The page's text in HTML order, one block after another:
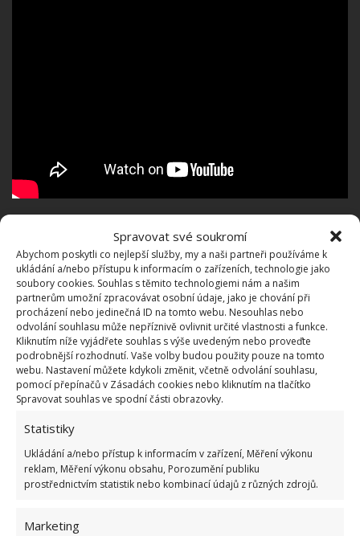
Spravovat své soukromí
Abychom poskytli co nejlepší služby, my a naši partneři používáme k
ukládání a/nebo přístupu k informacím o zařízeních, technologie jako
soubory cookies. Souhlas s těmito technologiemi nám a našim
partnerům umožní zpracovávat osobní údaje, jako je chování při
procházení nebo jedinečná ID na tomto webu. Nesouhlas nebo
odvolání souhlasu může nepříznivě ovlivnit určité vlastnosti a funkce.
Kliknutím níže vyjádřete souhlas s výše uvedeným nebo proveďte
podrobnější rozhodnutí. Vaše volby budou použity pouze na tomto
webu. Nastavení můžete kdykoli změnit, včetně odvolání souhlasu,
pomocí přepínačů v Zásadách cookies nebo kliknutím na tlačítko
Spravovat souhlas ve spodní části obrazovky.
Statistiky
Ukládání a/nebo přístup k informacím v zařízení, Měření výkonu
reklam, Měření výkonu obsahu, Porozumění publiku
prostřednictvím statistik nebo kombinací údajů z různých zdrojů.
Marketing
Levandulové keře a upravené prostory evokují klid a
půvab středomořských lokalit. Zahrada nabízí
upravené trávníky i nezbytný bazén. Tuto Terezinu
vizi uvedli v život profesionálnízahradní architekti,
kteří přizpůsobili každý prvektak, aby rezonoval s
preferencemi Terezy Kostkové, a zároveň do něj
vnesli svůj odborný dotek. Na BydlímeÚtulně se také
můžete dozvědět,jak bydlí Peter Nagy, oblíbený
slovenský i český zpěvák.